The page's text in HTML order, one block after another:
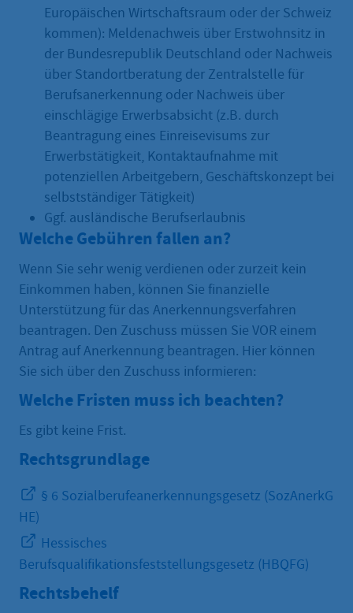
Europäischen Wirtschaftsraum oder der Schweiz
kommen): Meldenachweis über Erstwohnsitz in
der Bundesrepublik Deutschland oder Nachweis
über Standortberatung der Zentralstelle für
Berufsanerkennung oder Nachweis über
einschlägige Erwerbsabsicht (z.B. durch
Beantragung eines Einreisevisums zur
Erwerbstätigkeit, Kontaktaufnahme mit
potenziellen Arbeitgebern, Geschäftskonzept bei
selbstständiger Tätigkeit)
Ggf. ausländische Berufserlaubnis
Welche Gebühren fallen an?
Wenn Sie sehr wenig verdienen oder zurzeit kein
Einkommen haben, können Sie finanzielle
Unterstützung für das Anerkennungsverfahren
beantragen. Den Zuschuss müssen Sie VOR einem
Antrag auf Anerkennung beantragen. Hier können
Sie sich über den Zuschuss informieren:
Welche Fristen muss ich beachten?
Es gibt keine Frist.
Rechtsgrundlage
§ 6 Sozialberufeanerkennungsgesetz (SozAnerkG
HE)
Hessisches
Berufsqualifikationsfeststellungsgesetz (HBQFG)
Rechtsbehelf